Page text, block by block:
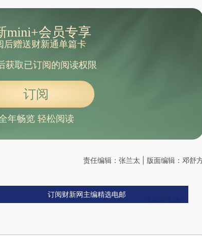
mini+会员专享
后赠送财新通单篇卡
获取已订阅的阅读权限
订阅
年畅览 轻松阅读
责任编辑：张兰太 | 版面编辑：邓舒
订阅财新网主编精选电邮